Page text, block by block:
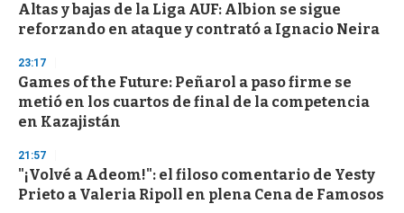
Altas y bajas de la Liga AUF: Albion se sigue
reforzando en ataque y contrató a Ignacio Neira
23:17
Games of the Future: Peñarol a paso firme se
metió en los cuartos de final de la competencia
en Kazajistán
21:57
"¡Volvé a Adeom!": el filoso comentario de Yesty
Prieto a Valeria Ripoll en plena Cena de Famosos